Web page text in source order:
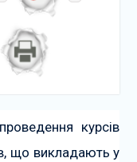
курсів
що викладають у